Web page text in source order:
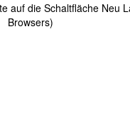
auf die Schaltfläche Neu
Browsers)